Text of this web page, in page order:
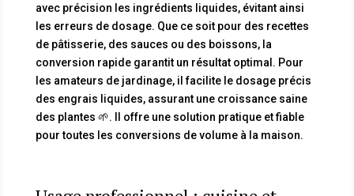
avec précision les ingrédients liquides, évitant ainsi
les erreurs de dosage. Que ce soit pour des recettes
de pâtisserie, des sauces ou des boissons, la
conversion rapide garantit un résultat optimal. Pour
les amateurs de jardinage, il facilite le dosage précis
des engrais liquides, assurant une croissance saine
des plantes 🌱. Il offre une solution pratique et fiable
pour toutes les conversions de volume à la maison.